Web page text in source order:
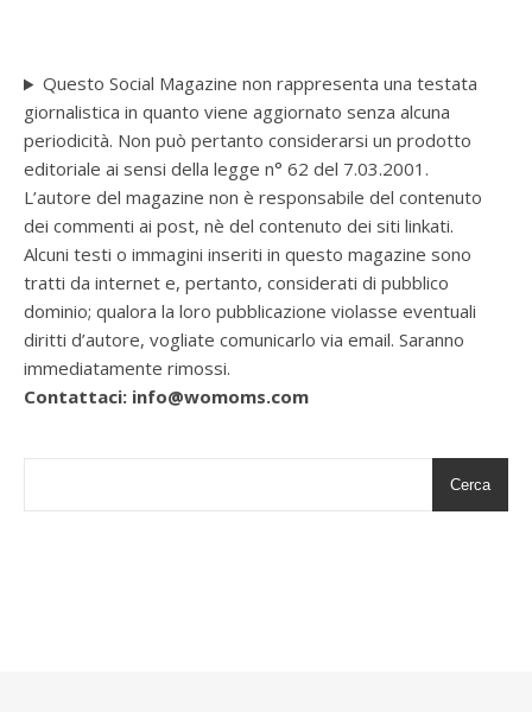
Questo Social Magazine non rappresenta una testata
giornalistica in quanto viene aggiornato senza alcuna
periodicità. Non può pertanto considerarsi un prodotto
editoriale ai sensi della legge n° 62 del 7.03.2001.
L’autore del magazine non è responsabile del contenuto
dei commenti ai post, nè del contenuto dei siti linkati.
Alcuni testi o immagini inseriti in questo magazine sono
tratti da internet e, pertanto, considerati di pubblico
dominio; qualora la loro pubblicazione violasse eventuali
diritti d’autore, vogliate comunicarlo via email. Saranno
immediatamente rimossi.
Contattaci: info@womoms.com
Cerca